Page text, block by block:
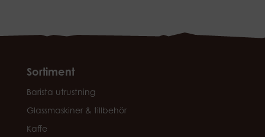
Sortiment
Barista utrustning
Glassmaskiner & tillbehör
Kaffe